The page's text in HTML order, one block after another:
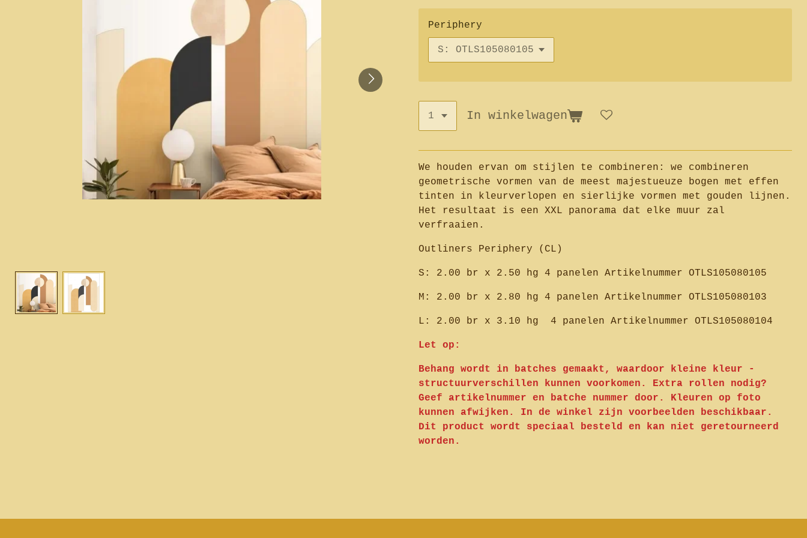
Periphery
In winkelwagen
We houden ervan om stijlen te combineren: we combineren
geometrische vormen van de meest majestueuze bogen met effen
tinten in kleurverlopen en sierlijke vormen met gouden lijnen.
Het resultaat is een XXL panorama dat elke muur zal
verfraaien.
Outliners Periphery (CL)
S: 2.00 br x 2.50 hg 4 panelen Artikelnummer OTLS105080105
M: 2.00 br x 2.80 hg 4 panelen Artikelnummer OTLS105080103
L: 2.00 br x 3.10 hg 4 panelen Artikelnummer OTLS105080104
Let op:
Behang wordt in batches gemaakt, waardoor kleine kleur -
structuurverschillen kunnen voorkomen. Extra rollen nodig?
Geef artikelnummer en batche nummer door. Kleuren op foto
kunnen afwijken. In de winkel zijn voorbeelden beschikbaar.
Dit product wordt speciaal besteld en kan niet geretourneerd
worden.